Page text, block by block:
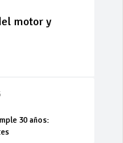
motor y
30 años: